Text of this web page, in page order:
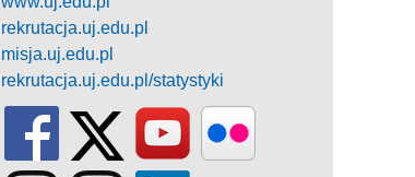
rekrutacja.uj.edu.pl
misja.uj.edu.pl
rekrutacja.uj.edu.pl/statystyki